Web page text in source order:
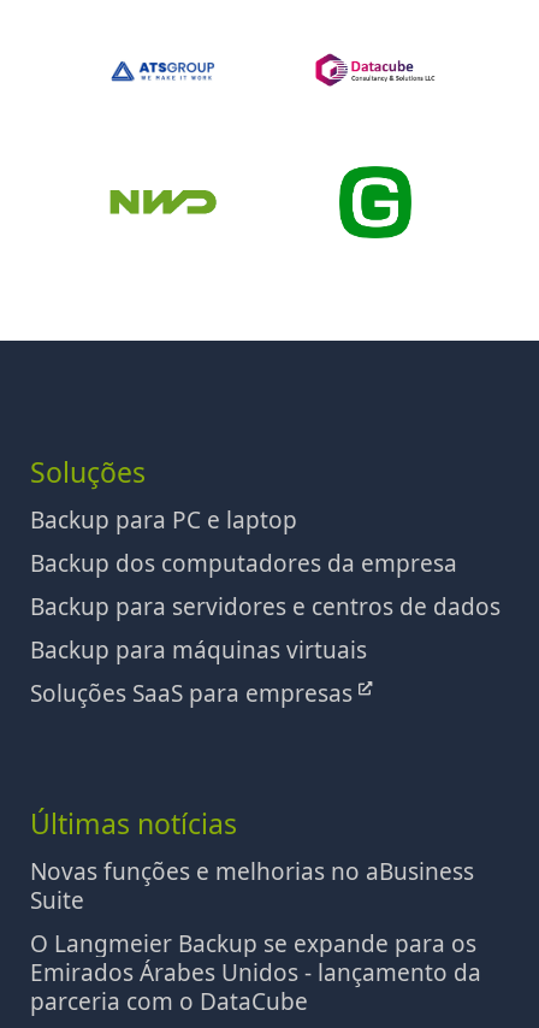
Soluções
Backup para PC e laptop
Backup dos computadores da empresa
Backup para servidores e centros de dados
Backup para máquinas virtuais
Soluções SaaS para empresas
Últimas notícias
Novas funções e melhorias no aBusiness
Suite
O Langmeier Backup se expande para os
Emirados Árabes Unidos - lançamento da
parceria com o DataCube